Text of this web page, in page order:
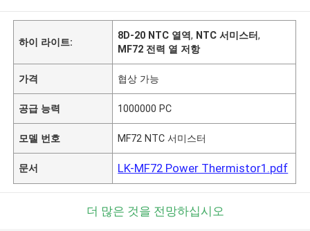
하이 라이트:
8D-20 NTC 열역, NTC 서미스터,
MF72 전력 열 저항
가격 협상 가능
공급 능력 1000000 PC
모델 번호 MF72 NTC 서미스터
문서 LK-MF72 Power Thermistor1.pdf
더 많은 것을 전망하십시오